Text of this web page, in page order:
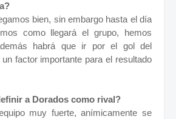
bien, sin embargo hasta el día
como llegará el grupo, hemos
habrá que ir por el gol del
factor importante para el resultado
a Dorados como rival?
muy fuerte, anímicamente se